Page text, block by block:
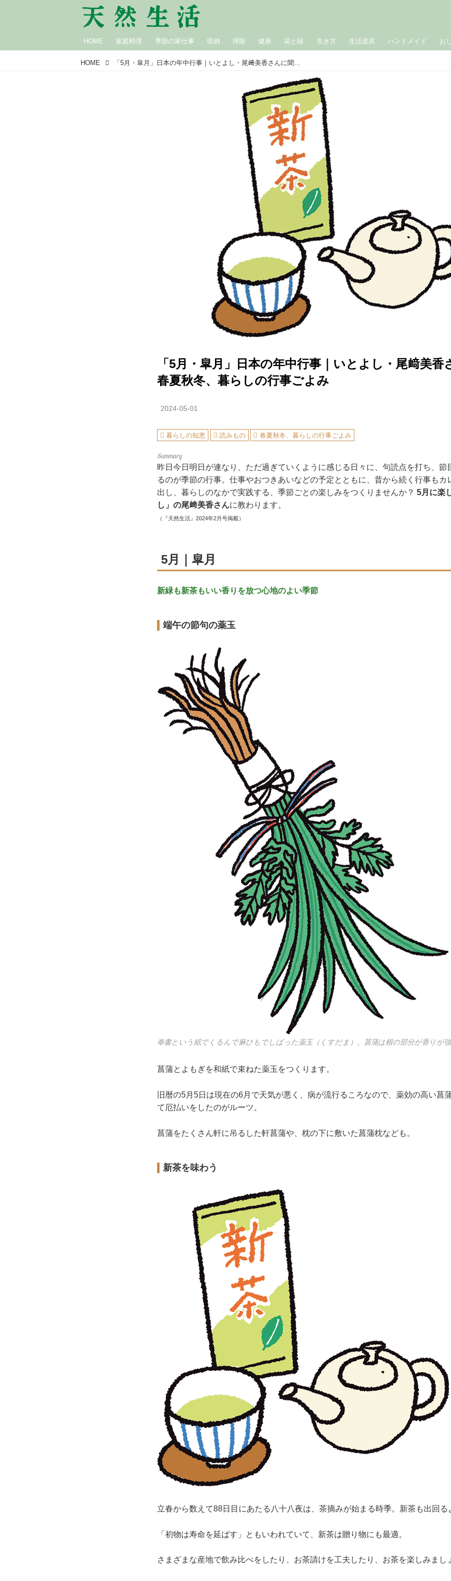
HOME 家庭料理 季節の家仕事 収納 掃除 健康 花と緑 生き方 生活道具 ハンドメイド お
HOME 「5月・皐月」日本の年中行事｜いとよし・尾﨑美香さんに聞く、春夏秋冬、暮らしの行事ごよみ
「5月・皐月」日本の年中行事｜いとよし・尾﨑美香
春夏秋冬、暮らしの行事ごよみ
2024-05-01
暮らしの知恵 読みもの 春夏秋冬、暮らしの行事ごよみ
昨日今日明日が連なり、ただ過ぎていくように感じる日々に、句読点を打ち、節
るのが季節の行事。仕事やおつきあいなどの予定とともに、昔から続く行事もカ
出し、暮らしのなかで実践する、季節ごとの楽しみをつくりませんか？ 5月に楽
し」の尾﨑美香さんに教わります。
（『天然生活』2024年2月号掲載）
5月｜皐月
新緑も新茶もいい香りを放つ心地のよい季節
端午の節句の薬玉
奉書という紙でくるんで麻ひもでしばった薬玉（くすだま）。菖蒲は根の部分が香りが
菖蒲とよもぎを和紙で束ねた薬玉をつくります。
旧暦の5月5日は現在の6月で天気が悪く、病が流行るころなので、薬効の高い菖
て厄払いをしたのがルーツ。
菖蒲をたくさん軒に吊るした軒菖蒲や、枕の下に敷いた菖蒲枕なども。
新茶を味わう
立春から数えて88日目にあたる八十八夜は、茶摘みが始まる時季。新茶も出回る
「初物は寿命を延ばす」ともいわれていて、新茶は贈り物にも最適。
さまざまな産地で飲み比べをしたり、お茶請けを工夫したり、お茶を楽しみまし